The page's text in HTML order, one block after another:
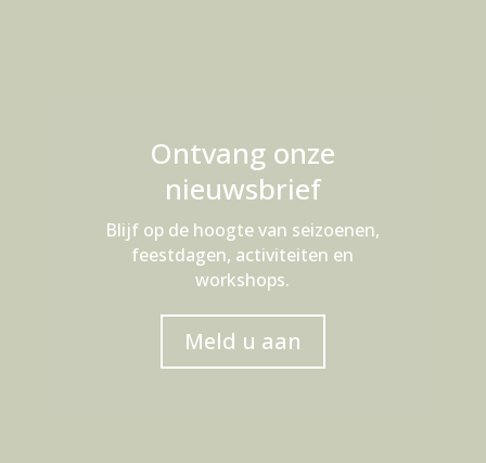
Ontvang onze
nieuwsbrief
Blijf op de hoogte van seizoenen,
feestdagen, activiteiten en
workshops.
Meld u aan